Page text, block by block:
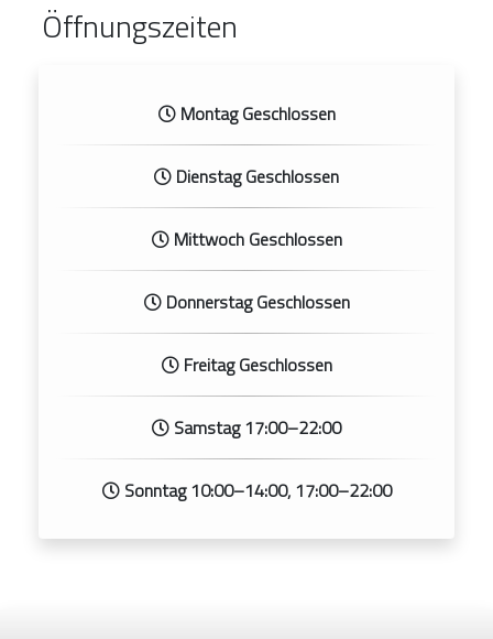
Öffnungszeiten
Montag Geschlossen
Dienstag Geschlossen
Mittwoch Geschlossen
Donnerstag Geschlossen
Freitag Geschlossen
Samstag 17:00–22:00
Sonntag 10:00–14:00, 17:00–22:00